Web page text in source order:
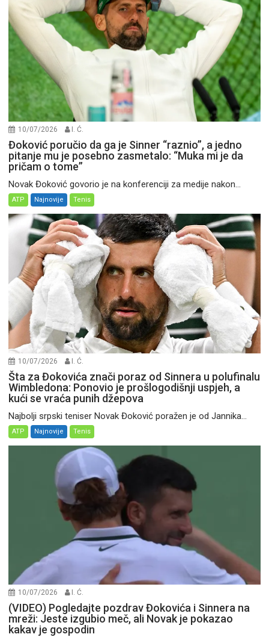
10/07/2026 I. Ć.
Đoković poručio da ga je Sinner “raznio”, a jedno
pitanje mu je posebno zasmetalo: “Muka mi je da
pričam o tome”
Novak Đoković govorio je na konferenciji za medije nakon...
ATP Najnovije Tenis
10/07/2026 I. Ć.
Šta za Đokovića znači poraz od Sinnera u polufinalu
Wimbledona: Ponovio je prošlogodišnji uspjeh, a
kući se vraća punih džepova
Najbolji srpski teniser Novak Đoković poražen je od Jannika...
ATP Najnovije Tenis
10/07/2026 I. Ć.
(VIDEO) Pogledajte pozdrav Đokovića i Sinnera na
mreži: Jeste izgubio meč, ali Novak je pokazao
kakav je gospodin